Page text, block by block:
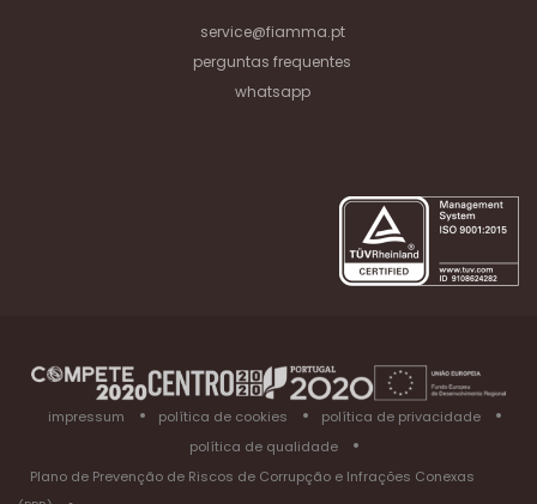
service@fiamma.pt
perguntas frequentes
whatsapp
impressum política de cookies
política de privacidade
política de qualidade
Plano de Prevenção de Riscos de Corrupção e Infrações Conexas